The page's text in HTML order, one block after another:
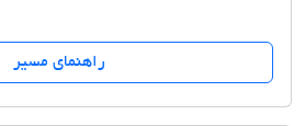
راهنمای مسیر